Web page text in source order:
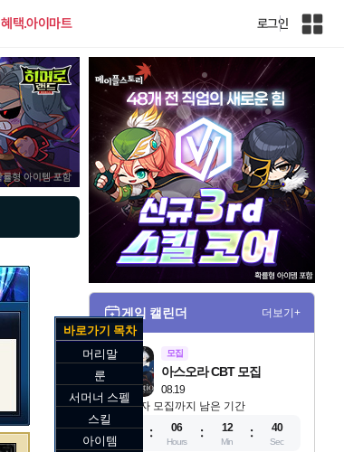
혜택.아이마트 로그인
인
게임 캘린더 더보기+
모집
08.19
아스오라 CBT 모집
참가자 모집까지 남은 기간
11
06
Hours
12
Min
39
Sec
바로가기 목차
머리말
룬
서머너 스펠
스킬
아이템